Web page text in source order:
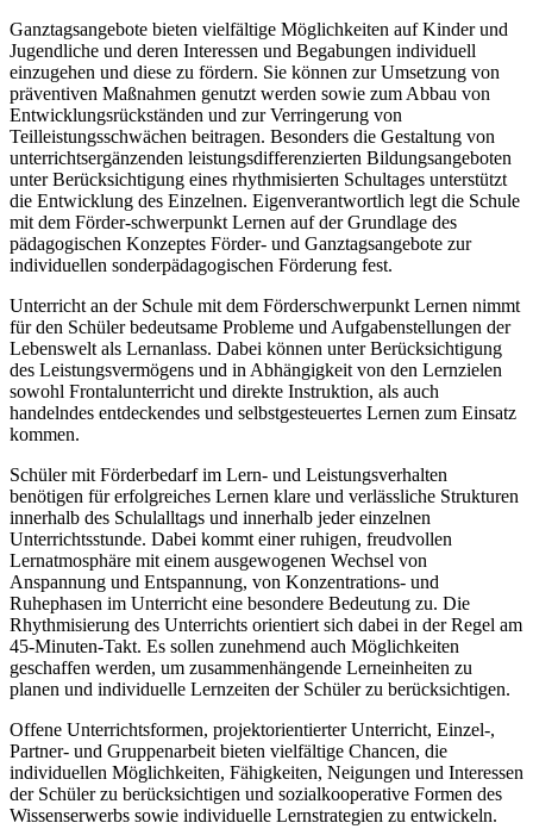
Ganztagsangebote bieten vielfältige Möglichkeiten auf Kinder und
Jugendliche und deren Interessen und Begabungen individuell
einzugehen und diese zu fördern. Sie können zur Umsetzung von
präventiven Maßnahmen genutzt werden sowie zum Abbau von
Entwicklungsrückständen und zur Verringerung von
Teilleistungsschwächen beitragen. Besonders die Gestaltung von
unterrichtsergänzenden leistungsdifferenzierten Bildungsangeboten
unter Berücksichtigung eines rhythmisierten Schultages unterstützt
die Entwicklung des Einzelnen. Eigenverantwortlich legt die Schule
mit dem Förder-schwerpunkt Lernen auf der Grundlage des
pädagogischen Konzeptes Förder- und Ganztagsangebote zur
individuellen sonderpädagogischen Förderung fest.
Unterricht an der Schule mit dem Förderschwerpunkt Lernen nimmt
für den Schüler bedeutsame Probleme und Aufgabenstellungen der
Lebenswelt als Lernanlass. Dabei können unter Berücksichtigung
des Leistungsvermögens und in Abhängigkeit von den Lernzielen
sowohl Frontalunterricht und direkte Instruktion, als auch
handelndes entdeckendes und selbstgesteuertes Lernen zum Einsatz
kommen.
Schüler mit Förderbedarf im Lern- und Leistungsverhalten
benötigen für erfolgreiches Lernen klare und verlässliche Strukturen
innerhalb des Schulalltags und innerhalb jeder einzelnen
Unterrichtsstunde. Dabei kommt einer ruhigen, freudvollen
Lernatmosphäre mit einem ausgewogenen Wechsel von
Anspannung und Entspannung, von Konzentrations- und
Ruhephasen im Unterricht eine besondere Bedeutung zu. Die
Rhythmisierung des Unterrichts orientiert sich dabei in der Regel am
45-Minuten-Takt. Es sollen zunehmend auch Möglichkeiten
geschaffen werden, um zusammenhängende Lerneinheiten zu
planen und individuelle Lernzeiten der Schüler zu berücksichtigen.
Offene Unterrichtsformen, projektorientierter Unterricht, Einzel-,
Partner- und Gruppenarbeit bieten vielfältige Chancen, die
individuellen Möglichkeiten, Fähigkeiten, Neigungen und Interessen
der Schüler zu berücksichtigen und sozialkooperative Formen des
Wissenserwerbs sowie individuelle Lernstrategien zu entwickeln.